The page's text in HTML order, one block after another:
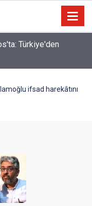
Türkiye'den
ifsad harekâtını